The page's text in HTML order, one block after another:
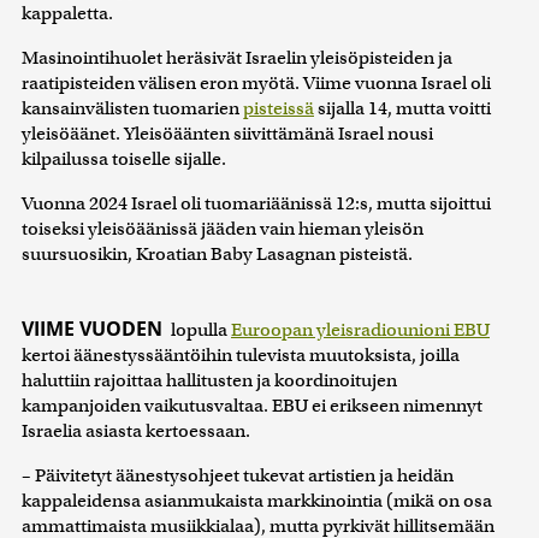
kappaletta.
Masinointihuolet heräsivät Israelin yleisöpisteiden ja
raatipisteiden välisen eron myötä. Viime vuonna Israel oli
kansainvälisten tuomarienpisteissäsijalla 14, mutta voitti
yleisöäänet. Yleisöäänten siivittämänä Israel nousi
kilpailussa toiselle sijalle.
Vuonna 2024 Israel oli tuomariäänissä 12:s, mutta sijoittui
toiseksi yleisöäänissä jääden vain hieman yleisön
suursuosikin, Kroatian Baby Lasagnan pisteistä.
VIIME VUODEN lopullaEuroopan yleisradiounioni EBU
kertoi äänestyssääntöihin tulevista muutoksista, joilla
haluttiin rajoittaa hallitusten ja koordinoitujen
kampanjoiden vaikutusvaltaa. EBU ei erikseen nimennyt
Israelia asiasta kertoessaan.
– Päivitetyt äänestysohjeet tukevat artistien ja heidän
kappaleidensa asianmukaista markkinointia (mikä on osa
ammattimaista musiikkialaa), mutta pyrkivät hillitsemään